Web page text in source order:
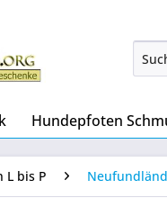
Hundepfoten
L bis P